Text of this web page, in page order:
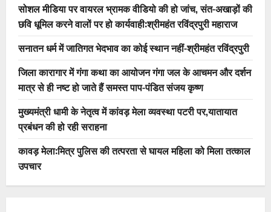
सोशल मीडिया पर वायरल भ्रामक वीडियो की हो जांच, संत-अखाड़ों की
छवि धूमिल करने वालों पर हो कार्यवाही:श्रीमहंत रविंद्रपुरी महाराज
सनातन धर्म में जातिगत भेदभाव का कोई स्थान नहीं-श्रीमहंत रविंद्रपुरी
जिला कारागार में गंगा कथा का आयोजन गंगा जल के आचमन और दर्शन
मात्र से ही नष्ट हो जाते हैं समस्त पाप-पंडित संजय कृष्ण
मुख्यमंत्री धामी के नेतृत्व में कांवड़ मेला व्यवस्था पटरी पर,यातायात
प्रबंधन की हो रही सराहना
कावड़ मेला:मित्र पुलिस की तत्परता से घायल महिला को मिला तत्काल
उपचार